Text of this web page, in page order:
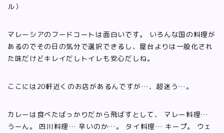
ル）
マレーシアのフードコートは面白いです。 いろんな国の料理が
あるのでその日の気分で選択できるし、屋台よりは一般化され
た味だけどキレイだしトイレも安心だしね。
ここには20軒近くのお店があるんですが…、超迷う…。
カレーは食べたばっかりだから飛ばすとして、 マレー料理…
うーん。 四川料理… 辛いのか…。 タイ料理… キープ。 ウェ